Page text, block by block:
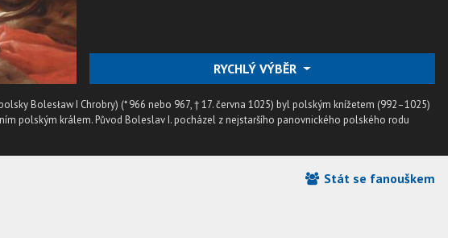
RYCHLÝ VÝBĚR
Bolesław I Chrobry) (* 966 nebo 967, † 17. června 1025) byl polským knížetem (992–1025)
polským králem. Původ Boleslav I. pocházel z nejstaršího panovnického polského rodu
Stát se fanouškem